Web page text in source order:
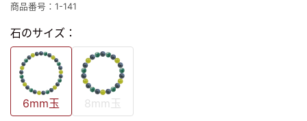
商品番号：1-141
石のサイズ：
6mm玉 8mm玉